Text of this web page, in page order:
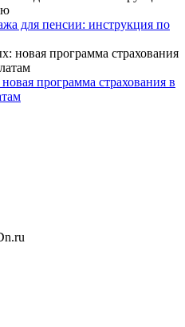
для пенсии: инструкция по
программа страхования в